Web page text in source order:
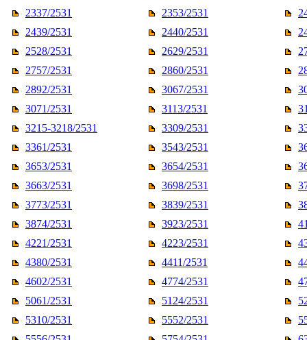
2337/2531
2353/2531
2439/2531
2440/2531
2528/2531
2629/2531
2757/2531
2860/2531
2892/2531
3067/2531
3071/2531
3113/2531
3215-3218/2531
3309/2531
3361/2531
3543/2531
3653/2531
3654/2531
3663/2531
3698/2531
3773/2531
3839/2531
3874/2531
3923/2531
4221/2531
4223/2531
4380/2531
4411/2531
4602/2531
4774/2531
5061/2531
5124/2531
5310/2531
5552/2531